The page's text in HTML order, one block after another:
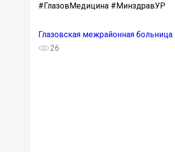
#ГлазовМедицина #МинздравУР
Глазовская межрайонная больница
26